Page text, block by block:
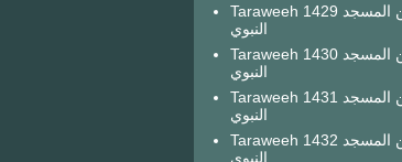
Taraweeh 1429 صلاة التراويح من المسجد
النبوي
Taraweeh 1430 صلاة التراويح من المسجد
النبوي
Taraweeh 1431 صلاة التراويح من المسجد
النبوي
Taraweeh 1432 صلاة التراويح من المسجد
النبوي